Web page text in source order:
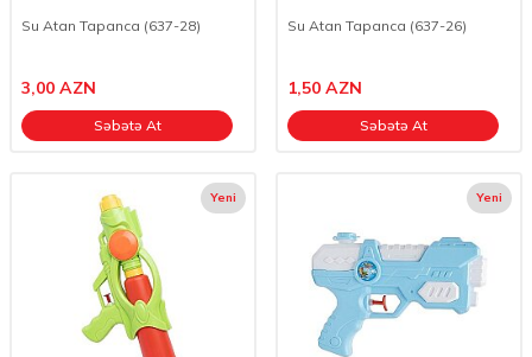
Su Atan Tapanca (637-28)
3,00 AZN
Səbətə At
Su Atan Tapanca (637-26)
1,50 AZN
Səbətə At
Yeni Yeni